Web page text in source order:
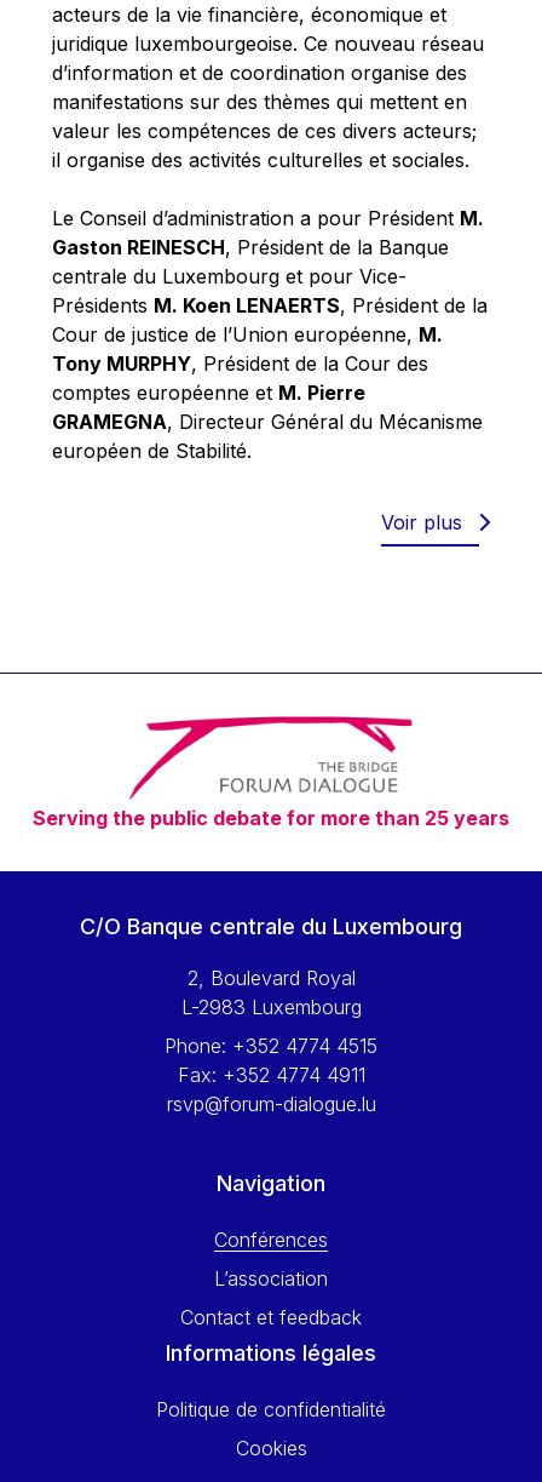
Mireille Delmas-Marty
Nobuo Tanaka
Otmar Issing
Paolo Mengozzi
Paschal Donohoe
Pat Cox
Patrizia Nanz
Philippe Maystadt
Pierre Gramegna
Richard Pelly
Robert Goebbels
Robert REYNDERS
Timothy Radcliffe
Vaclav Klaus
Vassilios Skouris
Vítor Manuel da Silva Caldeira
Viviane Reding
Walter Hagg
Wolfgang Ketterle
Yossi Beillin
Yves FRANCHET
acteurs de la vie financière, économique et
juridique luxembourgeoise. Ce nouveau réseau
d’information et de coordination organise des
manifestations sur des thèmes qui mettent en
valeur les compétences de ces divers acteurs;
il organise des activités culturelles et sociales.
Le Conseil d’administration a pour Président M.
Gaston REINESCH, Président de la Banque
centrale du Luxembourg et pour Vice-
Présidents M. Koen LENAERTS, Président de la
Cour de justice de l’Union européenne, M.
Tony MURPHY, Président de la Cour des
comptes européenne et M. Pierre
GRAMEGNA, Directeur Général du Mécanisme
européen de Stabilité.
Voir plus
Serving the public debate for more than 25 years
C/O Banque centrale du Luxembourg
2, Boulevard Royal
L-2983 Luxembourg
Phone: +352 4774 4515
Fax: +352 4774 4911
rsvp@forum-dialogue.lu
Navigation
Conférences
L’association
Contact et feedback
Informations légales
Politique de confidentialité
Cookies